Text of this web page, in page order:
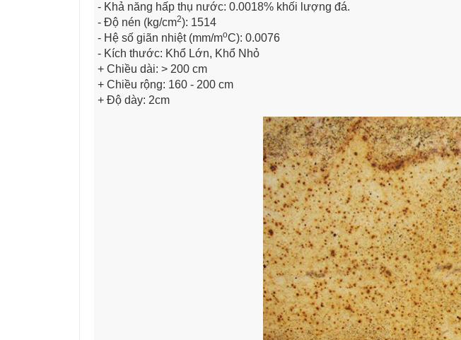
- Khả năng hấp thụ nước: 0.0018% khối lượng đá.
- Độ nén (kg/cm2): 1514
- Hệ số giãn nhiệt (mm/moC): 0.0076
- Kích thước: Khổ Lớn, Khổ Nhỏ
+ Chiều dài: > 200 cm
+ Chiều rộng: 160 - 200 cm
+ Độ dày: 2cm